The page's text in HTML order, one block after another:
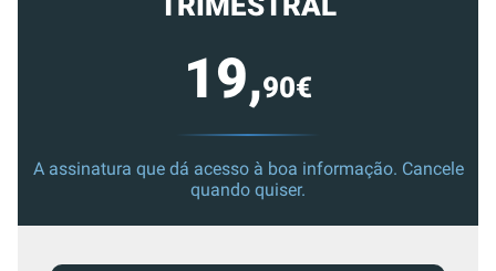
19,90€
A assinatura que dá acesso à boa informação. Cancele
quando quiser.